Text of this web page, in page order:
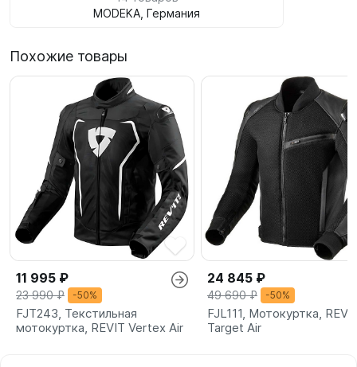
MODEKA, Германия
Похожие товары
11 995 ₽
23 990 ₽ -50%
FJT243, Текстильная
мотокуртка, REVIT Vertex Air
24 845 ₽
49 690 ₽ -50%
FJL111, Мотокуртка,
Target Air